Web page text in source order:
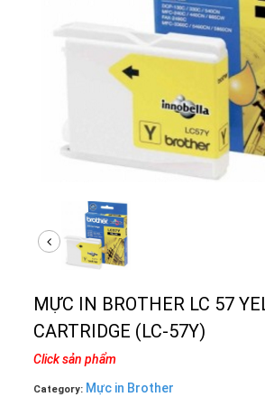
MỰC IN BROTHER LC 57
CARTRIDGE (LC-57Y)
Click sản phẩm
Category: Mực in Brother